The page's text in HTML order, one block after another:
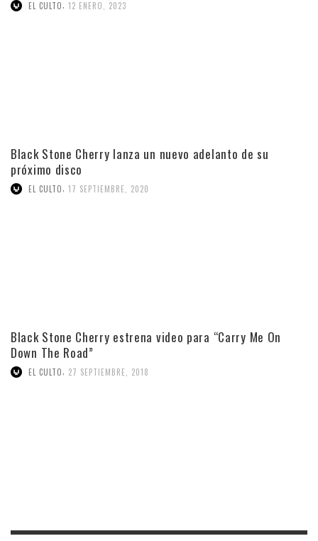
EL CULTO 12 ENERO, 2023
Black Stone Cherry lanza un nuevo adelanto de su
próximo disco
EL CULTO 17 SEPTIEMBRE, 2020
Black Stone Cherry estrena video para “Carry Me On
Down The Road”
EL CULTO 27 SEPTIEMBRE, 2018